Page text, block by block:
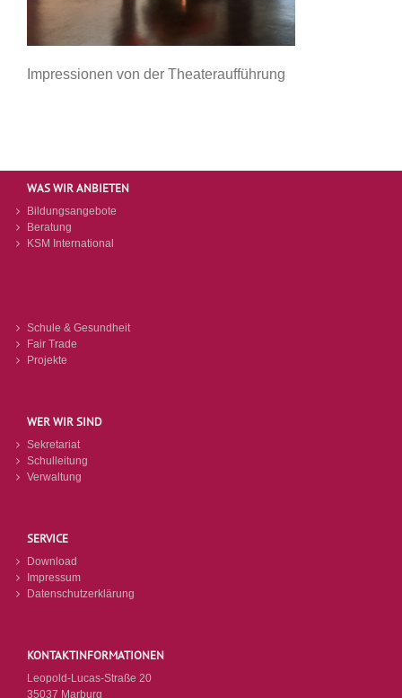
Impressionen von der Theateraufführung
WAS WIR ANBIETEN
Bildungsangebote
Beratung
KSM International
Schule & Gesundheit
Fair Trade
Projekte
WER WIR SIND
Sekretariat
Schulleitung
Verwaltung
SERVICE
Download
Impressum
Datenschutzerklärung
KONTAKTINFORMATIONEN
Leopold-Lucas-Straße 20
35037 Marburg